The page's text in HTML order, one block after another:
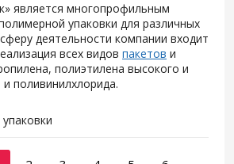
является многопрофильным
упаковки для различных
деятельности компании входит
всех видов пакетов и
полиэтилена высокого и
поливинилхлорида.